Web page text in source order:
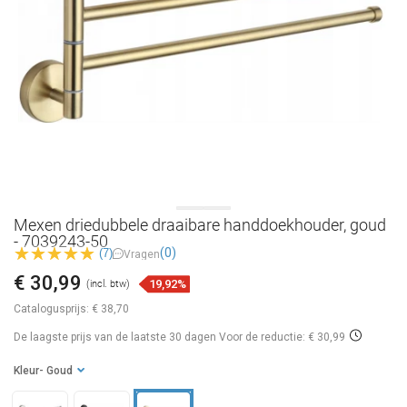
Mexen driedubbele draaibare handdoekhouder, goud
- 7039243-50
(7) Vragen(0)
Catalogusprijs: € 38,70
€ 30,99 (incl. btw) 19,92%
De laagste prijs van de laatste 30 dagen Voor de reductie: € 30,99
Kleur - Goud